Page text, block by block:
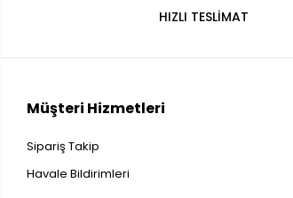
HIZLI TESLİMAT
Müşteri Hizmetleri
Sipariş Takip
Havale Bildirimleri